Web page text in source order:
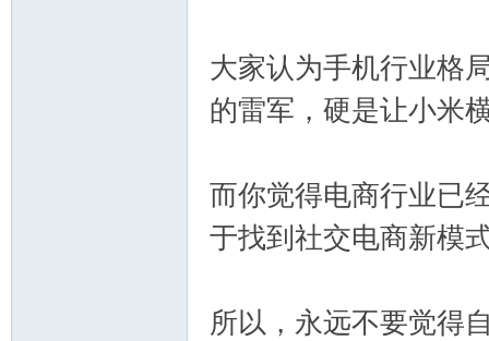
大家认为手机行业格
的雷军，硬是让小米
而你觉得电商行业已
于找到社交电商新模
所以，永远不要觉得